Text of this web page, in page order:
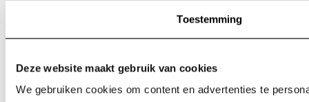
Toestemming
Deze website maakt gebruik van cookies
We gebruiken cookies om content en advertenties te